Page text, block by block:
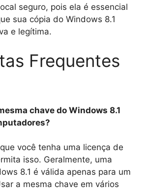
seguro, pois ela é essencial
sua cópia do Windows 8.1
e legítima.
Frequentes
chave do Windows 8.1
você tenha uma licença de
isso. Geralmente, uma
8.1 é válida apenas para um
a mesma chave em vários